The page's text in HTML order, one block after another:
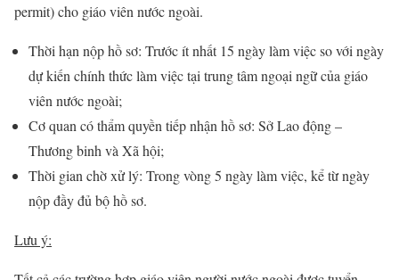
permit) cho giáo viên nước ngoài.
Thời hạn nộp hồ sơ: Trước ít nhất 15 ngày làm việc so với ngày
dự kiến chính thức làm việc tại trung tâm ngoại ngữ của giáo
viên nước ngoài;
Cơ quan có thẩm quyền tiếp nhận hồ sơ: Sở Lao động –
Thương binh và Xã hội;
Thời gian chờ xử lý: Trong vòng 5 ngày làm việc, kể từ ngày
nộp đầy đủ bộ hồ sơ.
Lưu ý: